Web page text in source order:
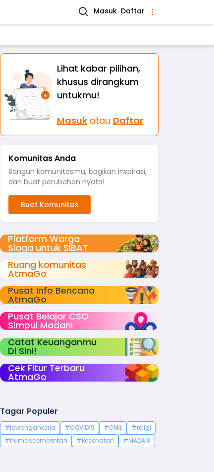
Masuk Daftar
Lihat kabar pilihan,
khusus dirangkum
untukmu!
Masuk atau Daftar
Komunitas Anda
Bangun komunitasmu, bagikan inspirasi,
dan buat perubahan nyata!
Buat Komunitas
Platform Warga
Siaga untuk SIBAT
Ruang komunitas
AtmaGo
Pusat Info Bencana
AtmaGo
Pusat Belajar CSO
Simpul Madani
Catat Keuanganmu
Di Sini!
Cek Fitur Terbaru
AtmaGo
Tagar Populer
#lowongankerja #COVID19 #OMS
#religi
#humaspemerintah
#kesehatan #MADANI